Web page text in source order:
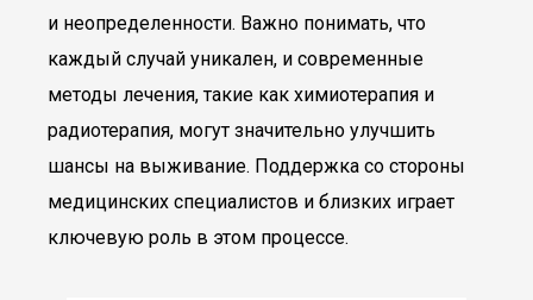
и неопределенности. Важно понимать, что
каждый случай уникален, и современные
методы лечения, такие как химиотерапия и
радиотерапия, могут значительно улучшить
шансы на выживание. Поддержка со стороны
медицинских специалистов и близких играет
ключевую роль в этом процессе.